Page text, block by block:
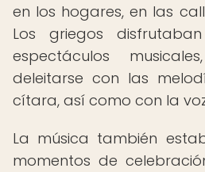
en los hogares, en las
Los griegos
espectáculos
deleitarse con las
cítara, así como con la
La música también
momentos de